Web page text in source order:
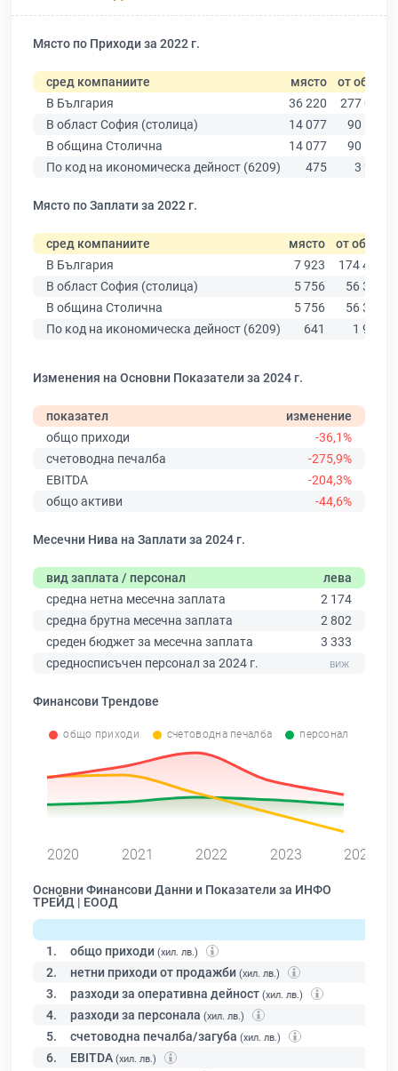
Място по Приходи за 2022 г.
сред компаниите място от общо
В България
36 220
277 019
В област София (столица)
14 077
90 178
В община Столична
14 077
90 178
По код на икономическа дейност (6209)
475 3 288
Място по Заплати за 2022 г.
сред компаниите място от общо
В България
7 923
174 403
В област София (столица)
5 756
56 378
В община Столична
5 756
56 378
По код на икономическа дейност (6209)
641 1 961
Изменения на Основни Показатели за 2024 г.
показател
изменение
общо приходи
-36,1%
счетоводна печалба
-275,9%
EBITDA
-204,3%
общо активи
-44,6%
Месечни Нива на Заплати за 2024 г.
вид заплата / персонал
лева
средна нетна месечна заплата
2 174
средна брутна месечна заплата
2 802
среден бюджет за месечна заплата
3 333
средносписъчен персонал за 2024 г.
Финансови Трендове
общо приходи счетоводна печалба персонал
2020 2021 2022 2023 2024
Основни Финансови Данни и Показатели за ИНФО
ТРЕЙД | ЕООД
1. общо приходи (хил. лв.)
2. нетни приходи от продажби (хил. лв.)
3. разходи за оперативна дейност (хил. лв.)
4. разходи за персонала (хил. лв.)
5. счетоводна печалба/загуба (хил. лв.)
6. EBITDA (хил. лв.)